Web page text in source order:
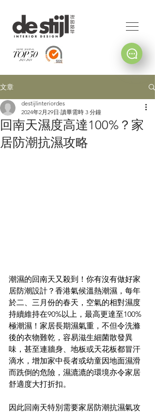
文章
回南天濕度高達100%？家
居防潮抗濕攻略
destijlinteriordes
2024年2月29日 讀畢需時 3 分鐘
潮濕的回南天又殺到！你有沒有做好家
居防潮設計？香港氣候溫熱潮濕，每年
於二、三月份的春天，空氣的相對濕度
持續維持在90%以上，最高更達至100%
極潮濕！家居長期濕氣重，不但令洗滌
後的衣物難乾，容易滋生細菌散發異
味，甚至連牆身、地板或天花板都冒汗
滴水，增加家中長者或幼童因地面濕滑
而跣倒的危險，濕漉漉的環境亦令家居
舒適度大打折扣。
因此回南天特別需要家居防潮抗濕氣攻